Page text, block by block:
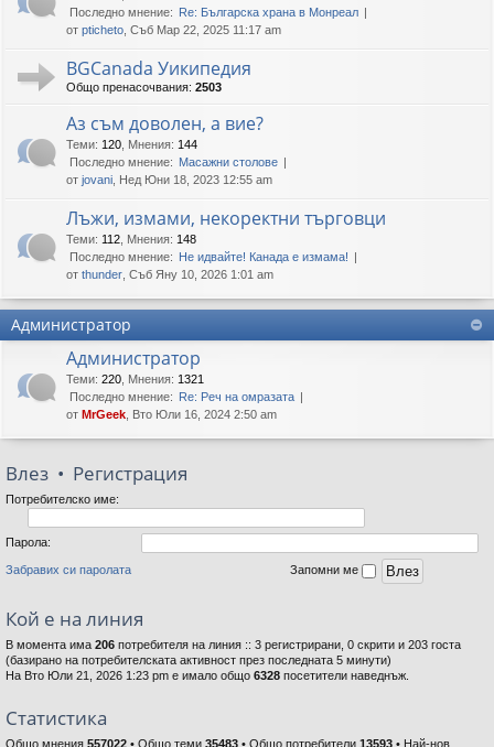
Последно мнение: Re: Българска храна в Монреал
от pticheto , Съб Мар 22, 2025 11:17 am
BGCanada Уикипедия
Общо пренасочвания: 2503
Аз съм доволен, а вие?
Теми: 120 Мнения: 144
Последно мнение: Масажни столове
от jovani , Нед Юни 18, 2023 12:55 am
Лъжи, измами, некоректни търговци
Теми: 112 Мнения: 148
Последно мнение: Не идвайте! Канада е измама!
от thunder , Съб Яну 10, 2026 1:01 am
Администратор
Администратор
Теми: 220 Мнения: 1321
Последно мнение: Re: Реч на омразата
от MrGeek , Вто Юли 16, 2024 2:50 am
Влез • Регистрация
Потребителско име:
Парола:
Забравих си паролата Запомни ме
Кой е на линия
В момента има 206 потребителя на линия :: 3 регистрирани, 0 скрити и 203 госта
(базирано на потребителската активност през последната 5 минути)
На Вто Юли 21, 2026 1:23 pm е имало общо 6328 посетители наведнъж.
Статистика
Общо мнения 557022 • Общо теми 35483 • Общо потребители 13593 • Най-нов